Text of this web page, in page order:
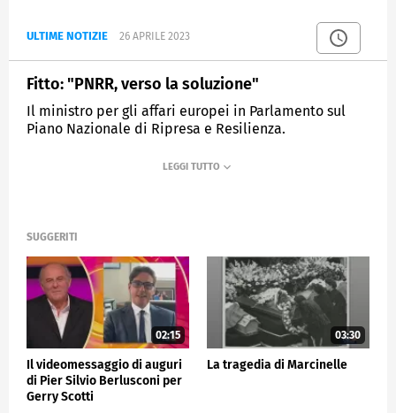
ULTIME NOTIZIE 26 APRILE 2023
Fitto: "PNRR, verso la soluzione"
Il ministro per gli affari europei in Parlamento sul
Piano Nazionale di Ripresa e Resilienza.
SUGGERITI
02:15
Il videomessaggio di auguri
di Pier Silvio Berlusconi per
Gerry Scotti
03:30
La tragedia di Marcinelle